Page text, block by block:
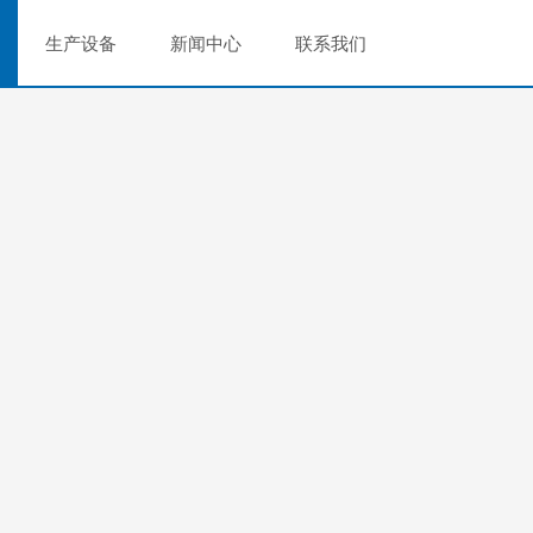
生产设备 新闻中心 联系我们